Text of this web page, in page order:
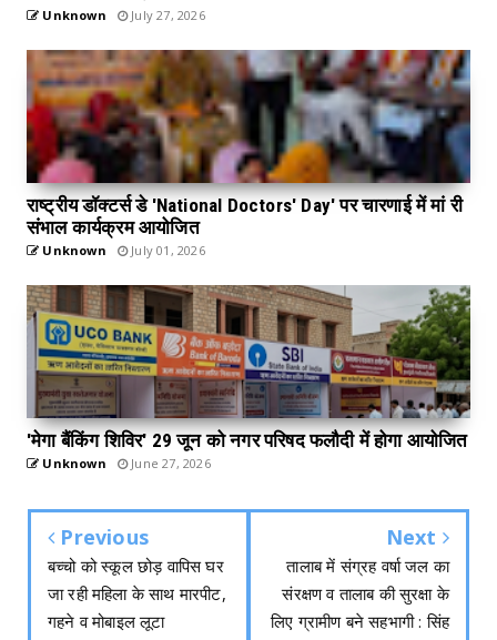
Unknown July 27, 2026
राष्ट्रीय डॉक्टर्स डे 'National Doctors' Day' पर चारणाई में मां री
संभाल कार्यक्रम आयोजित
Unknown July 01, 2026
'मेगा बैंकिंग शिविर' 29 जून को नगर परिषद फलौदी में होगा आयोजित
Unknown June 27, 2026
Previous
बच्चो को स्कूल छोड़ वापिस घर
जा रही महिला के साथ मारपीट,
गहने व मोबाइल लूटा
Next
तालाब में संग्रह वर्षा जल का
संरक्षण व तालाब की सुरक्षा के
लिए ग्रामीण बने सहभागी : सिंह